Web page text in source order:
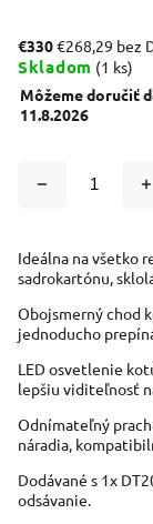
€330€268,29 bez
Skladom (1 ks)
Môžeme doručiť
11.8.2026
Ideálna na všetko
sadrokartónu,
Obojsmerný chod
jednoducho
LED osvetlenie
lepšiu viditeľnosť
Odnímateľný
náradia,
Dodávané s 1x
odsávanie.